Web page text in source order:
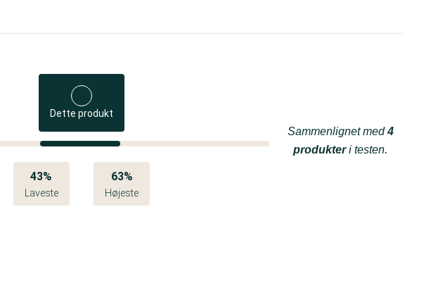
Dette produkt
43%
Laveste
63%
Højeste
Sammenlignet med4
produkteri testen.